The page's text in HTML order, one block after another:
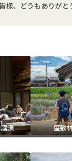
様、どうもありがと
演 屋敷